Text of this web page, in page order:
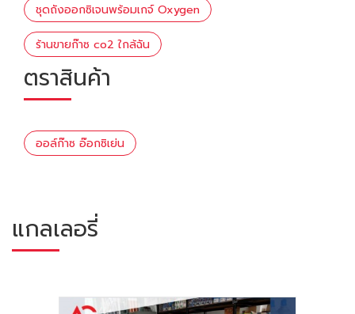
ชุดถังออกซิเจนพร้อมเกจ์ Oxygen
ร้านขายก๊าซ co2 ใกล้ฉัน
ตราสินค้า
ออล์ก๊าซ อ๊อกซิเย่น
แกลเลอรี่